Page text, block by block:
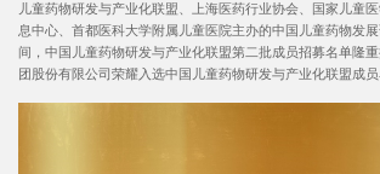
儿童药物研发与产业化联盟、上海医药行业协会、国家儿童
息中心、首都医科大学附属儿童医院主办的中国儿童药物发
间，中国儿童药物研发与产业化联盟第二批成员招募名单隆
团股份有限公司荣耀入选中国儿童药物研发与产业化联盟成员